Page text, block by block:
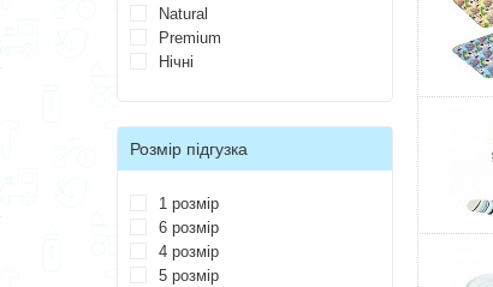
Natural
Premium
Нічні
Розмір підгузка
1 розмір
6 розмір
4 розмір
5 розмір